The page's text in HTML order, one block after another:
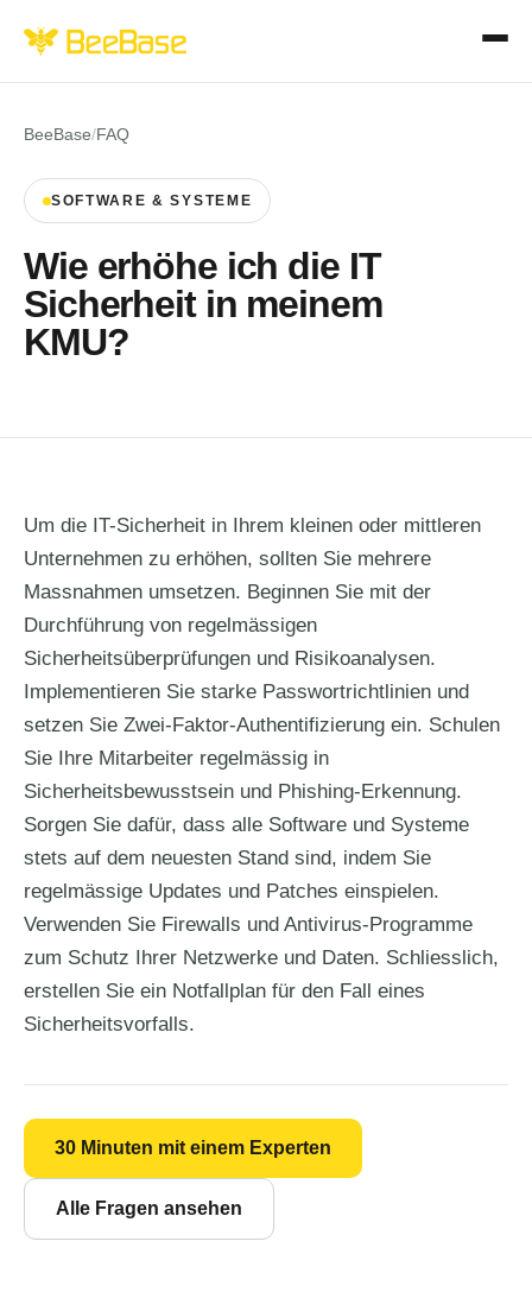
BeeBase/FAQ
SOFTWARE & SYSTEME
Wie erhöhe ich die IT
Sicherheit in meinem
KMU?
Um die IT-Sicherheit in Ihrem kleinen oder mittleren
Unternehmen zu erhöhen, sollten Sie mehrere
Massnahmen umsetzen. Beginnen Sie mit der
Durchführung von regelmässigen
Sicherheitsüberprüfungen und Risikoanalysen.
Implementieren Sie starke Passwortrichtlinien und
setzen Sie Zwei-Faktor-Authentifizierung ein. Schulen
Sie Ihre Mitarbeiter regelmässig in
Sicherheitsbewusstsein und Phishing-Erkennung.
Sorgen Sie dafür, dass alle Software und Systeme
stets auf dem neuesten Stand sind, indem Sie
regelmässige Updates und Patches einspielen.
Verwenden Sie Firewalls und Antivirus-Programme
zum Schutz Ihrer Netzwerke und Daten. Schliesslich,
erstellen Sie ein Notfallplan für den Fall eines
Sicherheitsvorfalls.
30 Minuten mit einem Experten
Alle Fragen ansehen